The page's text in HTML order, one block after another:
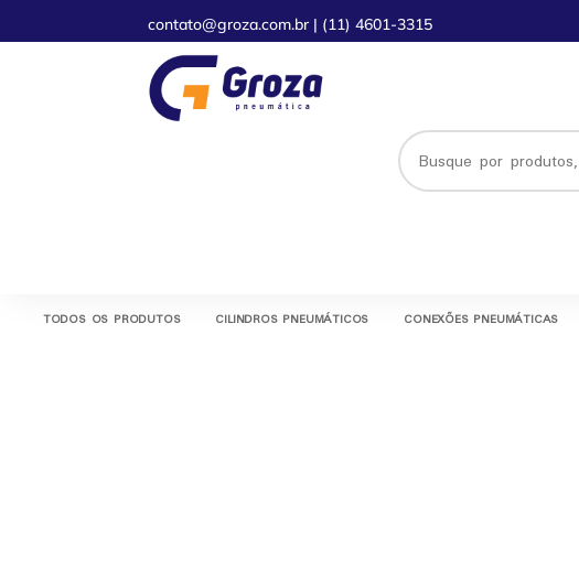
contato@groza.com.br | (11) 4601-3315
TODOS OS PRODUTOS CILINDROS PNEUMÁTICOS CONEXÕES PNEUMÁTICAS